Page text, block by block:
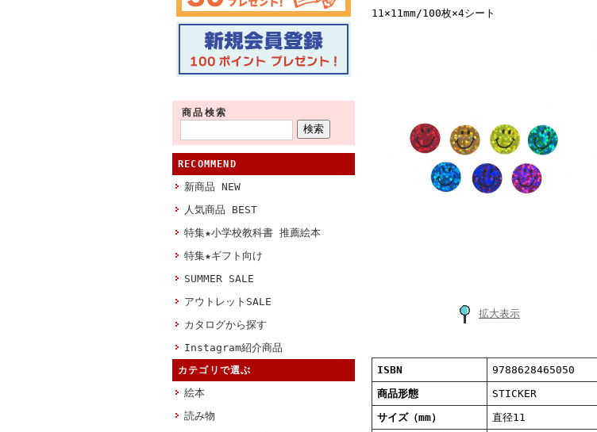
商品検索
RECOMMEND
新商品 NEW
人気商品 BEST
特集★小学校教科書 推薦絵本
特集★ギフト向け
SUMMER SALE
アウトレットSALE
カタログから探す
Instagram紹介商品
カテゴリで選ぶ
絵本
読み物
11×11mm/100枚×4シート
拡大表示
ISBN
9788628465050
商品形態
STICKER
サイズ（mm）
直径11